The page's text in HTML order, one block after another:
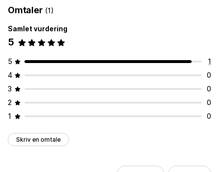
Omtaler (1)
Samlet vurdering
5
5
1
4
0
3
0
2
0
1
0
Skriv en omtale